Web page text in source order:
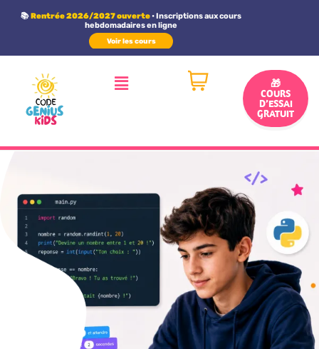
📚Rentrée 2026/2027 ouverte• Inscriptions aux cours
hebdomadaires en ligne
Voir les cours
🎁
COURS
D’ESSAI
GRATUIT
Panneau de gestion des cookies